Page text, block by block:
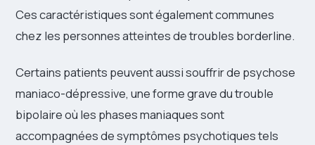
Ces caractéristiques sont également communes
chez les personnes atteintes de troubles borderline.
Certains patients peuvent aussi souffrir de psychose
maniaco-dépressive, une forme grave du trouble
bipolaire où les phases maniaques sont
accompagnées de symptômes psychotiques tels